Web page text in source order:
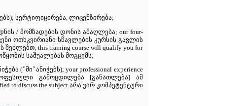
სერტიფიცირება, ლიცენზირება;
/ მომზადების დონის ამაღლება; our four-
ოთხკვირიანი სწავლების კურსის გავლის
this training course will qualify you for
საშუალებას მოგცემს;
(˂მი˃ანიჭებს); your professional experience
გამოცდილება [განათლება] ამ
to discuss the subject არა ვარ კომპეტენტური